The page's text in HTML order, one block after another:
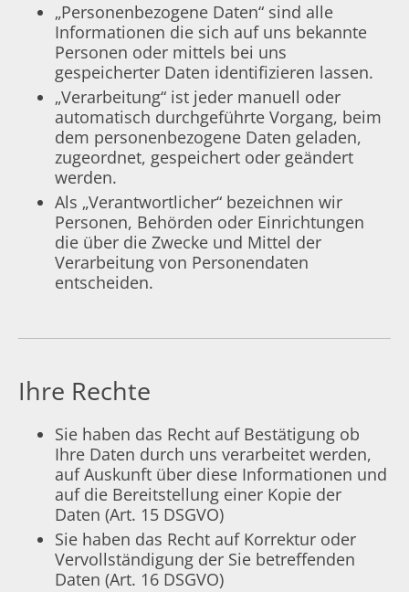
„Personenbezogene Daten“ sind alle
Informationen die sich auf uns bekannte
Personen oder mittels bei uns
gespeicherter Daten identifizieren lassen.
„Verarbeitung“ ist jeder manuell oder
automatisch durchgeführte Vorgang, beim
dem personenbezogene Daten geladen,
zugeordnet, gespeichert oder geändert
werden.
Als „Verantwortlicher“ bezeichnen wir
Personen, Behörden oder Einrichtungen
die über die Zwecke und Mittel der
Verarbeitung von Personendaten
entscheiden.
Ihre Rechte
Sie haben das Recht auf Bestätigung ob
Ihre Daten durch uns verarbeitet werden,
auf Auskunft über diese Informationen und
auf die Bereitstellung einer Kopie der
Daten (Art. 15 DSGVO)
Sie haben das Recht auf Korrektur oder
Vervollständigung der Sie betreffenden
Daten (Art. 16 DSGVO)